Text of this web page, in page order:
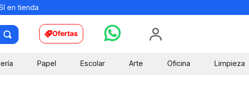
en tienda
Ofertas
Papel Escolar Arte Oficina Limpieza